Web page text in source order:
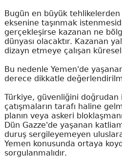
Bugün en büyük
eksenine taşınmak
gerçekleşirse kazanan ne
dünyası olacaktır. Kazanan
dizayn etmeye çalışan
Bu nedenle Yemen'de
derece dikkatle
Türkiye, güvenliğini
çatışmaların tarafı haline
planın veya askeri
Dün Gazze'de yaşanan
duruş sergileyemeyen
Yemen konusunda ortaya
sorgulanmalıdır.